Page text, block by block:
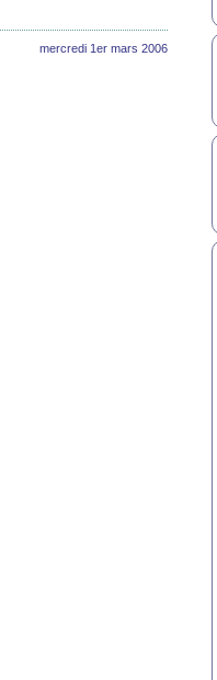
mercredi 1er mars 2006